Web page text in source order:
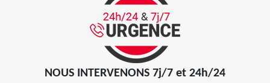
NOUS INTERVENONS 7j/7 et 24h/24